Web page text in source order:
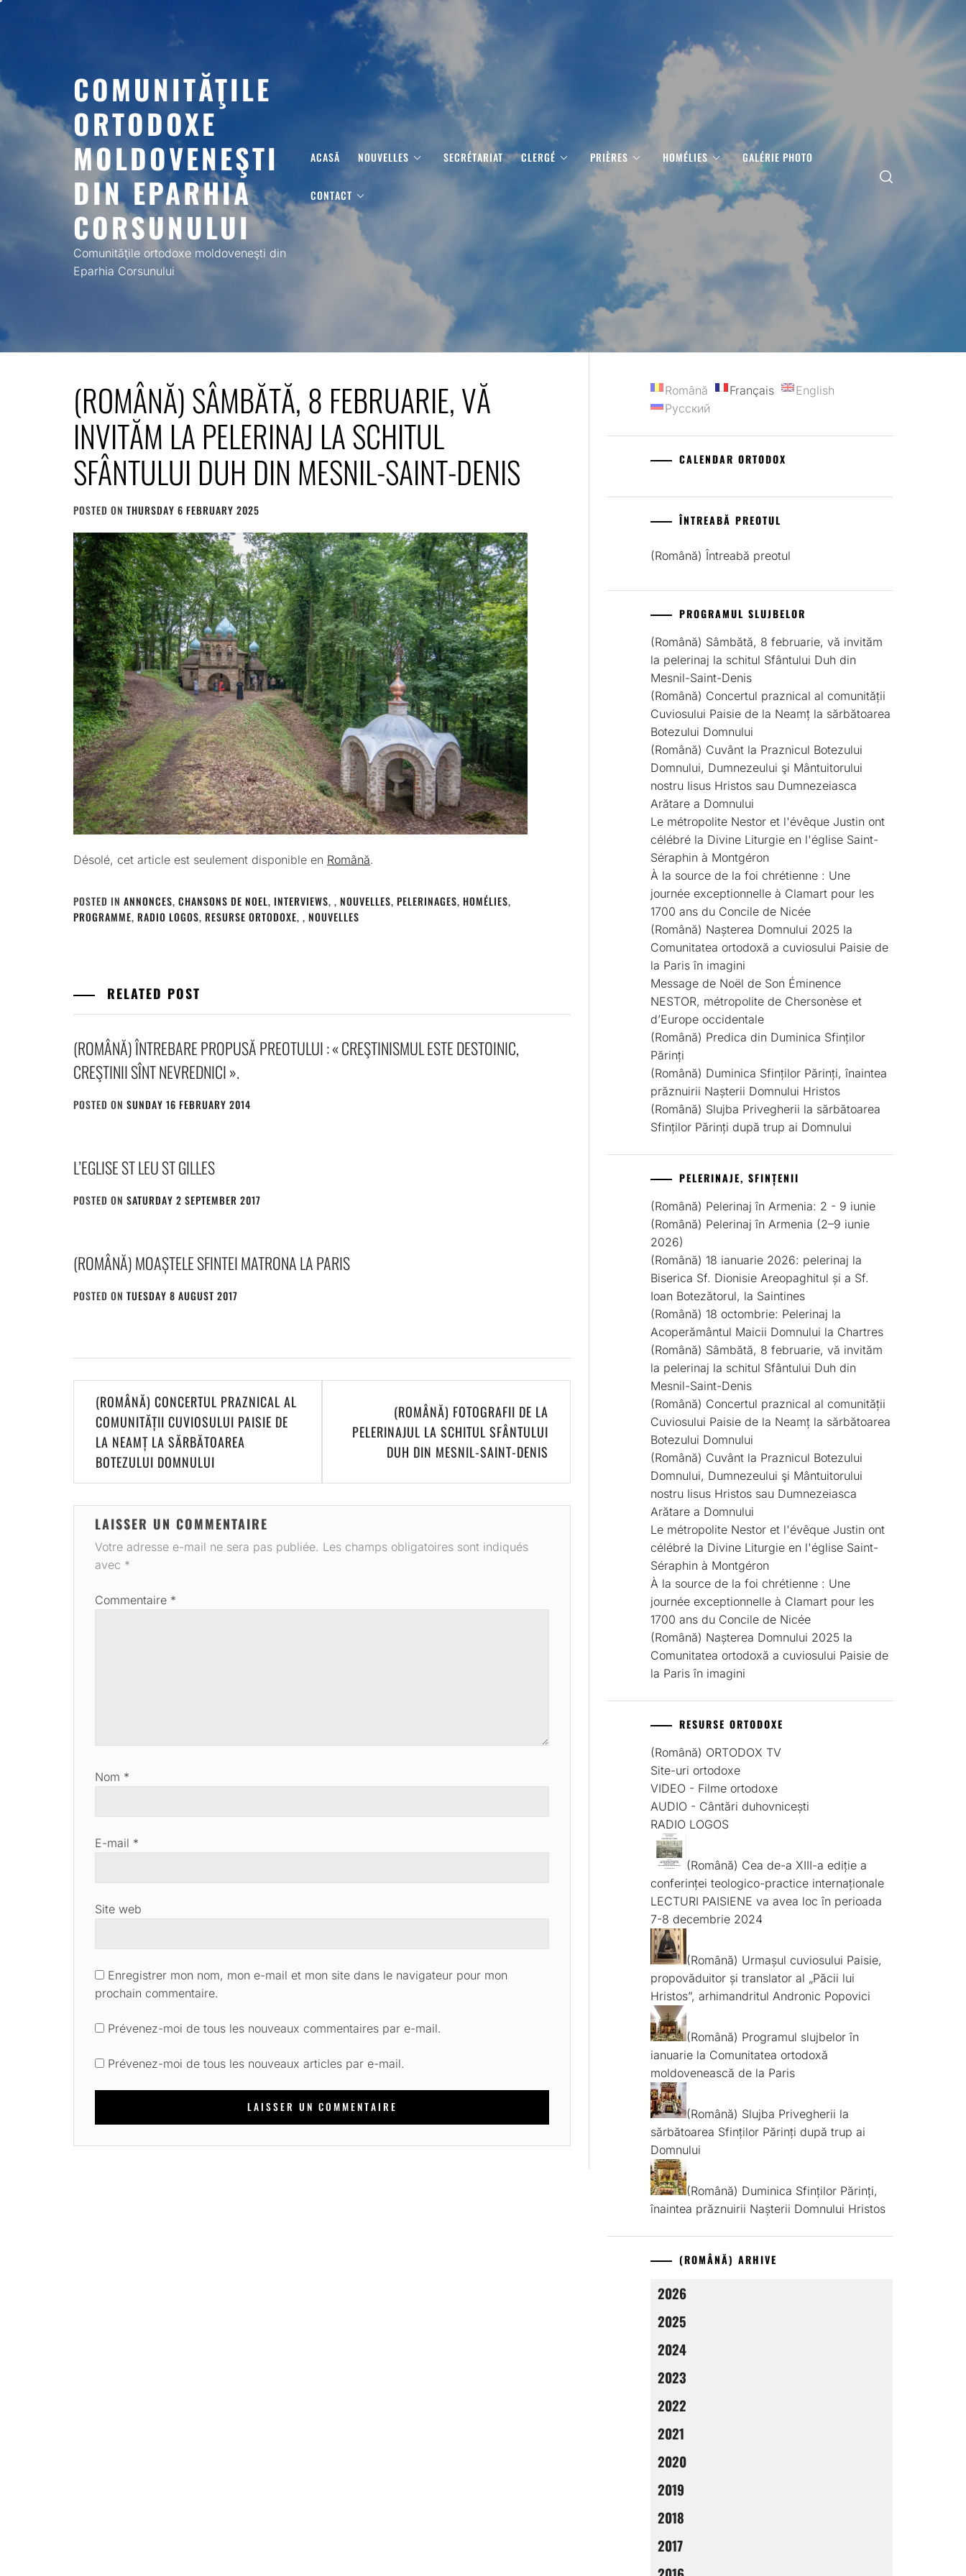
COMUNITĂŢILE
ORTODOXE
MOLDOVENEŞTI
DIN EPARHIA
CORSUNULUI
Comunităţile ortodoxe moldoveneşti din
Eparhia Corsunului
ACASĂ NOUVELLES SECRÉTARIAT CLERGÉ PRIÈRES HOMÉLIES GALÉRIE PHOTO
CONTACT
(ROMÂNĂ) SÂMBĂTĂ, 8 FEBRUARIE, VĂ
INVITĂM LA PELERINAJ LA SCHITUL
SFÂNTULUI DUH DIN MESNIL-SAINT-DENIS
POSTED ON THURSDAY 6 FEBRUARY 2025
Désolé, cet article est seulement disponible en Română.
POSTED IN ANNONCES, CHANSONS DE NOEL, INTERVIEWS, , NOUVELLES, PELERINAGES, HOMÉLIES,
PROGRAMME, RADIO LOGOS, RESURSE ORTODOXE, , NOUVELLES
RELATED POST
(ROMÂNĂ) ÎNTREBARE PROPUSĂ PREOTULUI : « CREŞTINISMUL ESTE DESTOINIC,
CREŞTINII SÎNT NEVREDNICI ».
POSTED ON SUNDAY 16 FEBRUARY 2014
L’EGLISE ST LEU ST GILLES
POSTED ON SATURDAY 2 SEPTEMBER 2017
(ROMÂNĂ) MOAȘTELE SFINTEI MATRONA LA PARIS
POSTED ON TUESDAY 8 AUGUST 2017
Navigation
l’article
(ROMÂNĂ) CONCERTUL PRAZNICAL AL
COMUNITĂȚII CUVIOSULUI PAISIE DE
LA NEAMȚ LA SĂRBĂTOAREA
BOTEZULUI DOMNULUI
(ROMÂNĂ) FOTOGRAFII DE LA
PELERINAJUL LA SCHITUL SFÂNTULUI
DUH DIN MESNIL-SAINT-DENIS
LAISSER UN COMMENTAIRE
Votre adresse e-mail ne sera pas publiée. Les champs obligatoires sont indiqués
avec *
Commentaire *
Nom *
E-mail *
Site web
Enregistrer mon nom, mon e-mail et mon site dans le navigateur pour mon
prochain commentaire.
Prévenez-moi de tous les nouveaux commentaires par e-mail.
Prévenez-moi de tous les nouveaux articles par e-mail.
Română Français
English
Русский
CALENDAR ORTODOX
ÎNTREABĂ PREOTUL
(Română) Întreabă preotul
PROGRAMUL SLUJBELOR
(Română) Sâmbătă, 8 februarie, vă invităm
la pelerinaj la schitul Sfântului Duh din
Mesnil-Saint-Denis
(Română) Concertul praznical al comunității
Cuviosului Paisie de la Neamț la sărbătoarea
Botezului Domnului
(Română) Cuvânt la Praznicul Botezului
Domnului, Dumnezeului şi Mântuitorului
nostru Iisus Hristos sau Dumnezeiasca
Arătare a Domnului
Le métropolite Nestor et l'évêque Justin ont
célébré la Divine Liturgie en l'église Saint-
Séraphin à Montgéron
À la source de la foi chrétienne : Une
journée exceptionnelle à Clamart pour les
1700 ans du Concile de Nicée
(Română) Nașterea Domnului 2025 la
Comunitatea ortodoxă a cuviosului Paisie de
la Paris în imagini
Message de Noël de Son Éminence
NESTOR, métropolite de Chersonèse et
d’Europe occidentale
(Română) Predica din Duminica Sfinților
Părinți
(Română) Duminica Sfinților Părinți, înaintea
prăznuirii Nașterii Domnului Hristos
(Română) Slujba Privegherii la sărbătoarea
Sfinților Părinți după trup ai Domnului
PELERINAJE, SFINȚENII
(Română) Pelerinaj în Armenia: 2 - 9 iunie
(Română) Pelerinaj în Armenia (2–9 iunie
2026)
(Română) 18 ianuarie 2026: pelerinaj la
Biserica Sf. Dionisie Areopaghitul și a Sf.
Ioan Botezătorul, la Saintines
(Română) 18 octombrie: Pelerinaj la
Acoperământul Maicii Domnului la Chartres
(Română) Sâmbătă, 8 februarie, vă invităm
la pelerinaj la schitul Sfântului Duh din
Mesnil-Saint-Denis
(Română) Concertul praznical al comunității
Cuviosului Paisie de la Neamț la sărbătoarea
Botezului Domnului
(Română) Cuvânt la Praznicul Botezului
Domnului, Dumnezeului şi Mântuitorului
nostru Iisus Hristos sau Dumnezeiasca
Arătare a Domnului
Le métropolite Nestor et l'évêque Justin ont
célébré la Divine Liturgie en l'église Saint-
Séraphin à Montgéron
À la source de la foi chrétienne : Une
journée exceptionnelle à Clamart pour les
1700 ans du Concile de Nicée
(Română) Nașterea Domnului 2025 la
Comunitatea ortodoxă a cuviosului Paisie de
la Paris în imagini
RESURSE ORTODOXE
(Română) ORTODOX TV
Site-uri ortodoxe
VIDEO - Filme ortodoxe
AUDIO - Cântări duhovnicești
RADIO LOGOS
(Română) Cea de-a XIII-a ediție a
conferinței teologico-practice internaționale
LECTURI PAISIENE va avea loc în perioada
7-8 decembrie 2024
(Română) Urmașul cuviosului Paisie,
propovăduitor și translator al „Păcii lui
Hristos”, arhimandritul Andronic Popovici
(Română) Programul slujbelor în
ianuarie la Comunitatea ortodoxă
moldovenească de la Paris
(Română) Slujba Privegherii la
sărbătoarea Sfinților Părinți după trup ai
Domnului
(Română) Duminica Sfinților Părinți,
înaintea prăznuirii Nașterii Domnului Hristos
(ROMÂNĂ) ARHIVE
2026
2025
2024
2023
2022
2021
2020
2019
2018
2017